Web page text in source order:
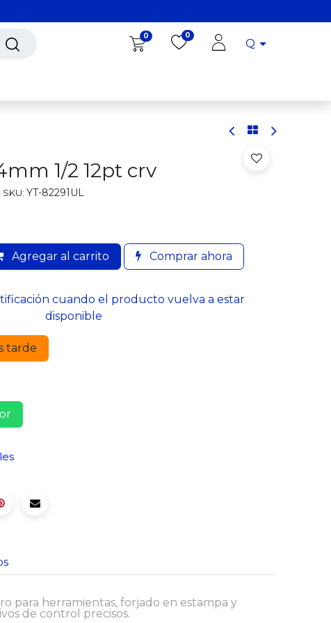
0 0
Q
1/2 12pt crv
SKU: YT-82291UL
Agregar al carrito
Comprar ahora
cuando el producto vuelva a estar
disponible
tarde
para herramientas, forjado en estampa y
de control precisos.